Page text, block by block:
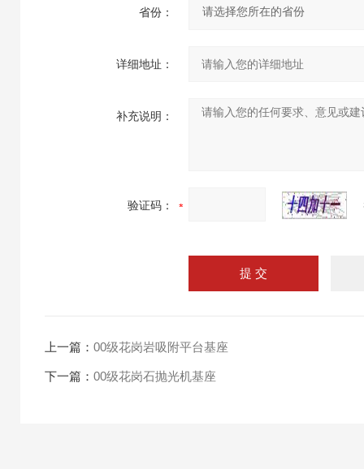
省份：
详细地址：
补充说明：
验证码：
上一篇： 00级花岗岩吸附平台基座
下一篇： 00级花岗石抛光机基座